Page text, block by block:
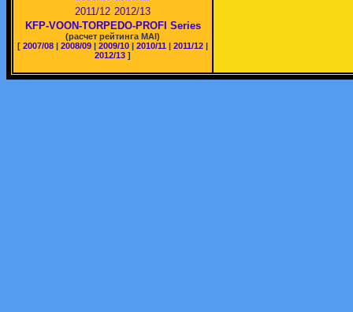
2011/12 2012/13
KFP-VOON-TORPEDO-PROFI Series
(расчет рейтинга MAI)
[ 2007/08 | 2008/09 | 2009/10 | 2010/11 | 2011/12 |
2012/13 ]